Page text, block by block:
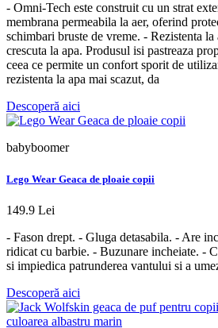
- Omni-Tech este construit cu un strat
membrana permeabila la aer, oferind
schimbari bruste de vreme. - Rezistenta la
crescuta la apa. Produsul isi pastreaza
ceea ce permite un confort sporit de
rezistenta la apa mai scazut, da
Descoperă aici
babyboomer
Lego Wear Geaca de ploaie copii
149.9 Lei
- Fason drept. - Gluga detasabila. - Are
ridicat cu barbie. - Buzunare incheiate. -
si impiedica patrunderea vantului si a
Descoperă aici